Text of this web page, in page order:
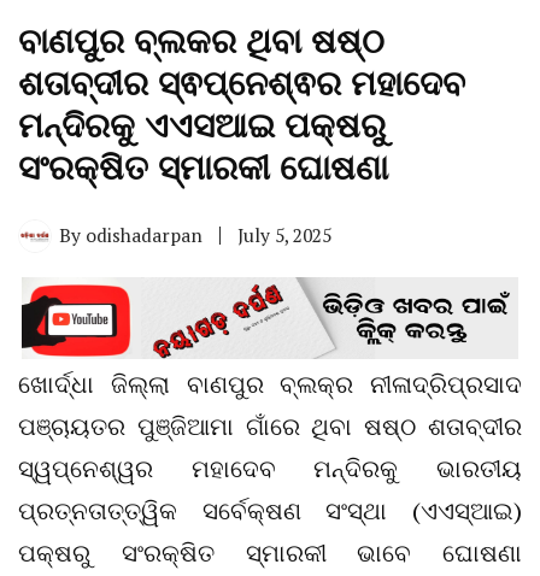
ବାଣପୁର ବ୍ଲକର ଥିବା ଷଷ୍ଠ
ଶତାବ୍ଦୀର ସ୍ଵପ୍ନେଶ୍ଵର ମହାଦେବ
ମନ୍ଦିରକୁ ଏଏସଆଇ ପକ୍ଷରୁ
ସଂରକ୍ଷିତ ସ୍ମାରକୀ ଘୋଷଣା
By odishadarpan July 5, 2025
ଖୋର୍ଦ୍ଧା ଜିଲ୍ଲା ବାଣପୁର ବ୍ଲକ୍‌ର ନୀଳାଦ୍ରିପ୍ରସାଦ
ପଞ୍ଚାୟତର ପୁଞ୍ଜିଆମା ଗାଁରେ ଥିବା ଷଷ୍ଠ ଶତାବ୍ଦୀର
ସ୍ୱପ୍ନେଶ୍ୱର ମହାଦେବ ମନ୍ଦିରକୁ ଭାରତୀୟ
ପ୍ରତ୍ନତାତ୍ତ୍ୱିକ ସର୍ବେକ୍ଷଣ ସଂସ୍ଥା (ଏଏସ୍‌ଆଇ)
ପକ୍ଷରୁ ସଂରକ୍ଷିତ ସ୍ମାରକୀ ଭାବେ ଘୋଷଣା